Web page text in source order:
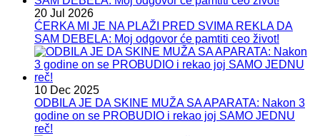
20 Jul 2026
ĆERKA MI JE NA PLAŽI PRED SVIMA REKLA DA
SAM DEBELA: Moj odgovor će pamtiti ceo život!
10 Dec 2025
ODBILA JE DA SKINE MUŽA SA APARATA: Nakon 3
godine on se PROBUDIO i rekao joj SAMO JEDNU
reč!